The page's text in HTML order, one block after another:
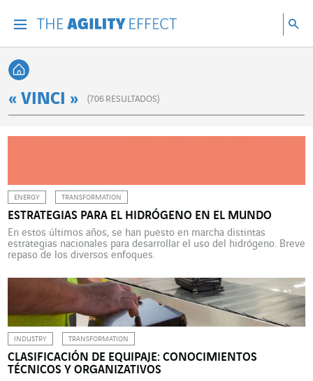
Volver a Inicio
« VINCI » (706 RESULTADOS)
ENERGY TRANSFORMATION
ESTRATEGIAS PARA EL HIDRÓGENO EN EL MUNDO
En estos últimos años, se han puesto en marcha distintas
estrategias nacionales para desarrollar el uso del hidrógeno. Breve
repaso de los diversos enfoques.
INDUSTRY TRANSFORMATION
CLASIFICACIÓN DE EQUIPAJE: CONOCIMIENTOS
TÉCNICOS Y ORGANIZATIVOS